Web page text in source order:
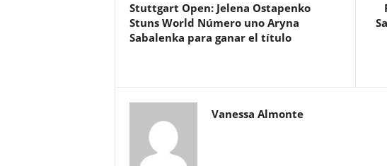
Stuttgart Open: Jelena Ostapenko
Stuns World Número uno Aryna
Sabalenka para ganar el título
Vanessa Almonte